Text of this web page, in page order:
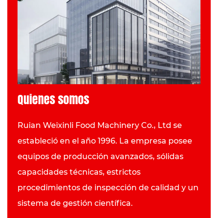
Quienes somos
Ruian Weixinli Food Machinery Co., Ltd se
estableció en el año 1996. La empresa posee
equipos de producción avanzados, sólidas
capacidades técnicas, estrictos
procedimientos de inspección de calidad y un
sistema de gestión científica.